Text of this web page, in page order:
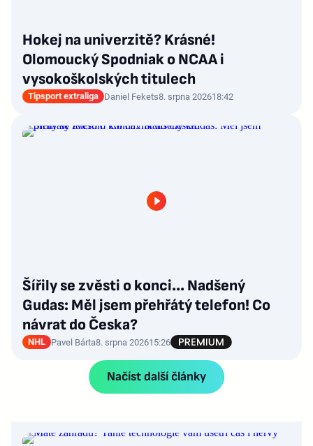
Hokej na univerzitě? Krásné!
Olomoucký Spodniak o NCAA i
vysokoškolských titulech
Tipsport extraliga Daniel Fekets8. srpna 202618:42
Šířily se zvěsti o konci... Nadšený
Gudas: Měl jsem přehřátý telefon! Co
návrat do Česka?
NHL Pavel Bárta8. srpna 202615:26
Načíst další články